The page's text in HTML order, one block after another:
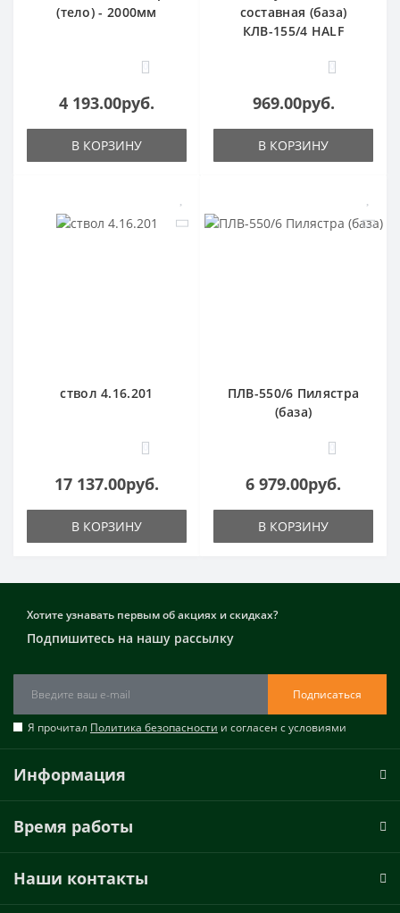
(тело) - 2000мм
0
4 193.00руб.
В КОРЗИНУ
составная (база)
КЛВ-155/4 HALF
0
969.00руб.
В КОРЗИНУ
ствол 4.16.201
0
17 137.00руб.
В КОРЗИНУ
ПЛВ-550/6 Пилястра
(база)
0
6 979.00руб.
В КОРЗИНУ
Хотите узнавать первым об акциях и скидках?
Подпишитесь на нашу рассылку
Подписаться
Я прочитал Политика безопасности и согласен с условиями
Информация
Время работы
Наши контакты